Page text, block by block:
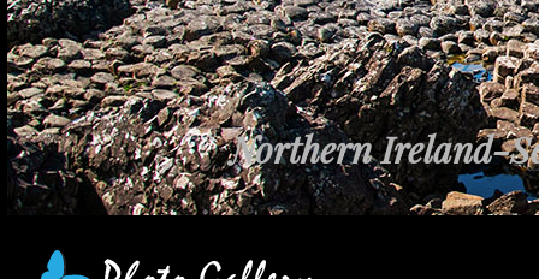
Northern Ireland-
เส้นทาง Egypt-